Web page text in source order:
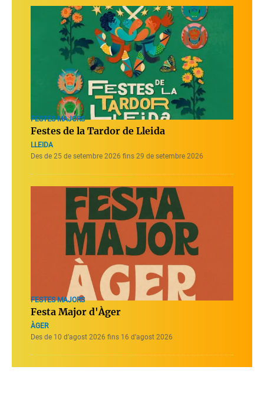
FESTES MAJORS
Festes de la Tardor de Lleida
LLEIDA
Des de 25 de setembre 2026 fins 29 de setembre 2026
FESTES MAJORS
Festa Major d'Àger
ÀGER
Des de 10 d’agost 2026 fins 16 d’agost 2026